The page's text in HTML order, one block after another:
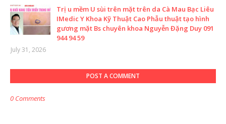
Trị u mềm U sùi trên mặt trên da Cà Mau Bạc Liêu
IMedic Y Khoa Kỹ Thuật Cao Phẫu thuật tạo hình
gương mặt Bs chuyên khoa Nguyễn Đặng Duy 091
944 94 59
July 31, 2026
POST A COMMENT
0 Comments